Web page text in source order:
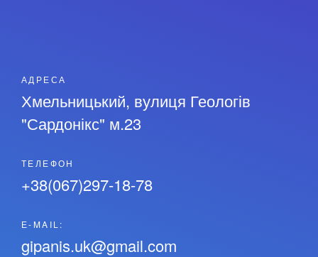
АДРЕСА
Хмельницький, вулиця Геологів
"Сардонікс" м.23
ТЕЛЕФОН
+38(067)297-18-78
Е-MAIL:
gipanis.uk@gmail.com